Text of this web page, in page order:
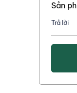
Sản
Trả lời